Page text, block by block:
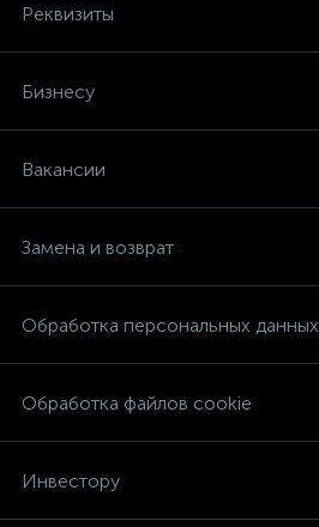
Реквизиты
Бизнесу
Вакансии
Замена и возврат
Обработка персональных данных
Обработка файлов cookie
Инвестору